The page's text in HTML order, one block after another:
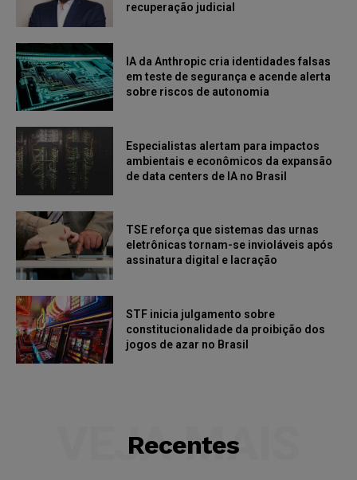
recuperação judicial
IA da Anthropic cria identidades falsas
em teste de segurança e acende alerta
sobre riscos de autonomia
Especialistas alertam para impactos
ambientais e econômicos da expansão
de data centers de IA no Brasil
TSE reforça que sistemas das urnas
eletrônicas tornam-se invioláveis após
assinatura digital e lacração
STF inicia julgamento sobre
constitucionalidade da proibição dos
jogos de azar no Brasil
Recentes
VEJA MAIS